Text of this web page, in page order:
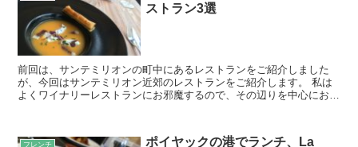
ストラン3選
前回は、サンテミリオンの町中にあるレストランをご紹介しました
が、今回はサンテミリオン近郊のレストランをご紹介します。 私は
よくワイナリーレストランにお邪魔するので、その辺りを中心にお届
フレンチ
ポイヤックの港でランチ、La